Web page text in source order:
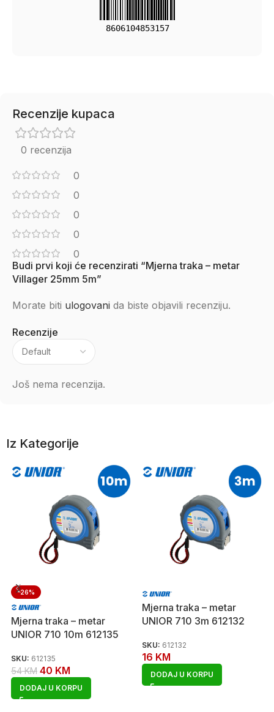
8606104853157
Recenzije kupaca
0 recenzija
0
0
0
0
0
Recenzije
Još nema recenzija.
Budi prvi koji će recenzirati “Mjerna traka – metar
Villager 25mm 5m”
Morate biti ulogovani da biste objavili recenziju.
Iz Kategorije
-26%
Mjerna traka – metar
UNIOR 710 10m 612135
SKU: 612135
54KM 40 KM
DODAJ U KORPU
Mjerna traka – metar
UNIOR 710 3m 612132
SKU: 612132
16 KM
DODAJ U KORPU